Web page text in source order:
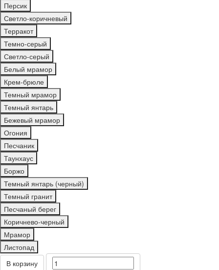
Персик
Светло-коричневый
Терракот
Темно-серый
Светло-серый
Белый мрамор
Крем-брюле
Темный мрамор
Темный янтарь
Бежевый мрамор
Огония
Песчаник
Таунхаус
Боржо
Темный янтарь (черный)
Темный гранит
Песчаный берег
Коричнево-черный
Мрамор
Листопад
В корзину